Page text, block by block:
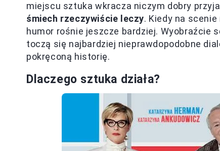
miejscu sztuka wkracza niczym dobry
śmiech rzeczywiście leczy. Kiedy na
humor rośnie jeszcze bardziej. Wyobraźcie
toczą się najbardziej nieprawdopodobne
pokręconą historię.
Dlaczego sztuka działa?